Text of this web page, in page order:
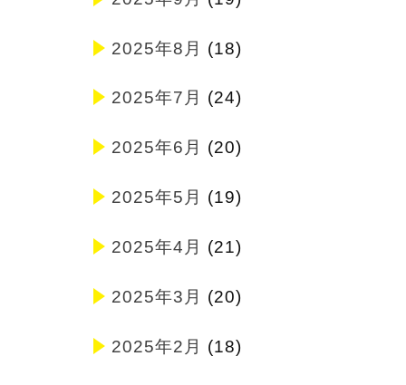
2025年8月 (18)
2025年7月 (24)
2025年6月 (20)
2025年5月 (19)
2025年4月 (21)
2025年3月 (20)
2025年2月 (18)